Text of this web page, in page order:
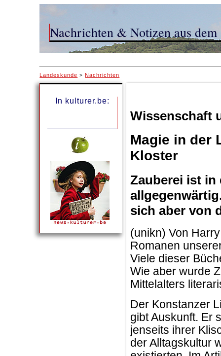
Nachrichten & Notizen aus
Landeskunde > Nachrichten
In kulturer.be:
Wissenschaft
Magie in der
Kloster
Zauberei ist in
sich aber von
(unikn) Von
Romanen
Viele dieser
Wie aber wurde
Mittelalters
Der Konstanzer
gibt Auskunft. Er
jenseits ihrer
der Alltagskultur